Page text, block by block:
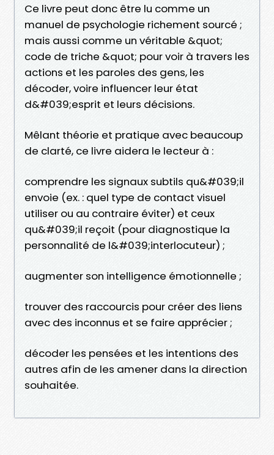
Ce livre peut donc être lu comme un
manuel de psychologie richement sourcé ;
mais aussi comme un véritable &quot;
code de triche &quot; pour voir à travers les
actions et les paroles des gens, les
décoder, voire influencer leur état
d&#039;esprit et leurs décisions.
Mêlant théorie et pratique avec beaucoup
de clarté, ce livre aidera le lecteur à :
comprendre les signaux subtils qu&#039;il
envoie (ex. : quel type de contact visuel
utiliser ou au contraire éviter) et ceux
qu&#039;il reçoit (pour diagnostique la
personnalité de l&#039;interlocuteur) ;
augmenter son intelligence émotionnelle ;
trouver des raccourcis pour créer des liens
avec des inconnus et se faire apprécier ;
décoder les pensées et les intentions des
autres afin de les amener dans la direction
souhaitée.